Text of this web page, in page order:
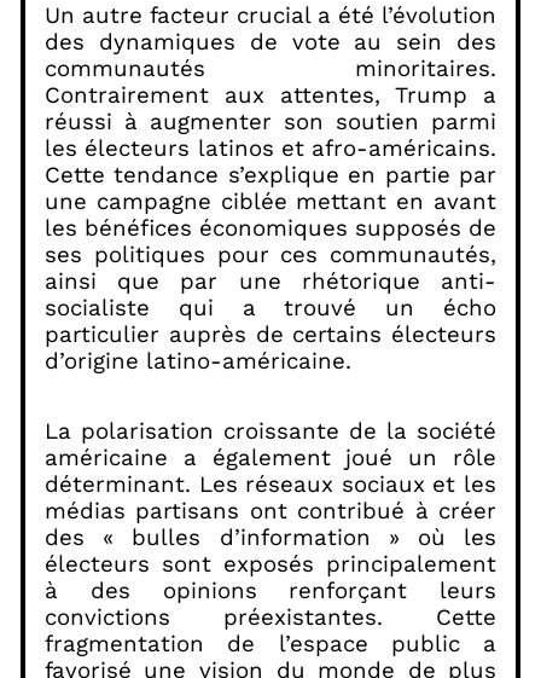
Un autre facteur crucial a été l’évolution
des dynamiques de vote au sein des
communautés minoritaires.
Contrairement aux attentes, Trump a
réussi à augmenter son soutien parmi
les électeurs latinos et afro-américains.
Cette tendance s’explique en partie par
une campagne ciblée mettant en avant
les bénéfices économiques supposés de
ses politiques pour ces communautés,
ainsi que par une rhétorique anti-
socialiste qui a trouvé un écho
particulier auprès de certains électeurs
d’origine latino-américaine.
La polarisation croissante de la société
américaine a également joué un rôle
déterminant. Les réseaux sociaux et les
médias partisans ont contribué à créer
des « bulles d’information » où les
électeurs sont exposés principalement
à des opinions renforçant leurs
convictions préexistantes. Cette
fragmentation de l’espace public a
favorisé une vision du monde de plus